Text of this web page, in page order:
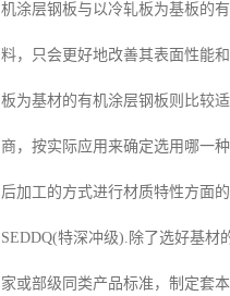
机涂层钢板与以冷轧板为基板的
料，只会更好地改善其表面性能
板为基材的有机涂层钢板则比较
商，按实际应用来确定选用哪一
后加工的方式进行材质特性方面
SEDDQ(特深冲级).除了选好基材
家或部级同类产品标准，制定套